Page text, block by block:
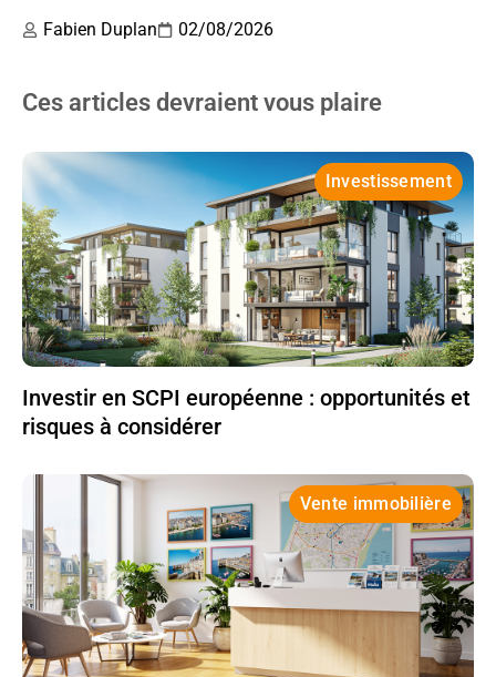
Fabien Duplan
02/08/2026
Ces articles devraient vous plaire
Investissement
Investir en SCPI européenne : opportunités et
risques à considérer
Vente immobilière